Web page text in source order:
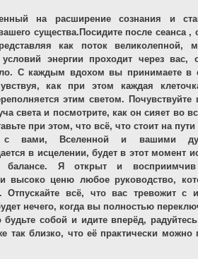
на расширение сознания и
существа.Посидите после сеанса ,
как поток великолепной,
энергии проходит через вас,
С каждым вдохом вы принимаете в
как при этом каждая
этим светом. Почувствуйте
света и посмотрите, как он сияет во
при этом, что всё, что стоит на
с вами, Вселенной и вашими
в исцелении, будет в этот момент
балансе. Я открыт и
высоко ценю любое руководство,
всё, что вас тревожит с
нечего, когда вы полностью
собой и идите вперёд,
близко, что её практически можно